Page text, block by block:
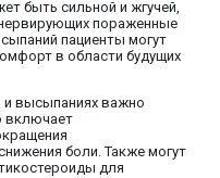
быть сильной и жгучей,
пораженные
пациенты могут
в области будущих
и высыпаниях важно
включает
боли. Также могут
для